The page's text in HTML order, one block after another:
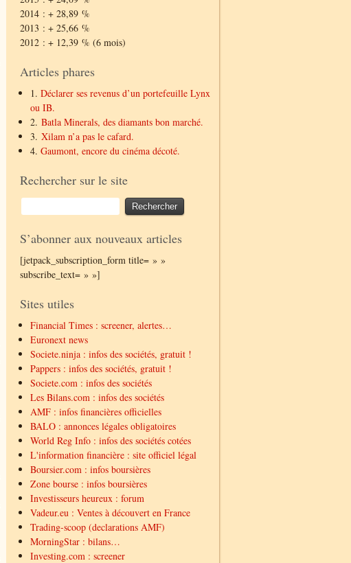
2014 : + 28,89 %
2013 : + 25,66 %
2012 : + 12,39 % (6 mois)
Articles phares
1. Déclarer ses revenus d’un portefeuille Lynx
ou IB.
2. Batla Minerals, des diamants bon marché.
3. Xilam n’a pas le cafard.
4. Gaumont, encore du cinéma décoté.
Rechercher sur le site
S’abonner aux nouveaux articles
[jetpack_subscription_form title= » »
subscribe_text= » »]
Sites utiles
Financial Times : screener, alertes…
Euronext news
Societe.ninja : infos des sociétés, gratuit !
Pappers : infos des sociétés, gratuit !
Societe.com : infos des sociétés
Les Bilans.com : infos des sociétés
AMF : infos financières officielles
BALO : annonces légales obligatoires
World Reg Info : infos des sociétés cotées
L'information financière : site officiel légal
Boursier.com : infos boursières
Zone bourse : infos boursières
Investisseurs heureux : forum
Vadeur.eu : Ventes à découvert en France
Trading-scoop (declarations AMF)
MorningStar : bilans…
Investing.com : screener